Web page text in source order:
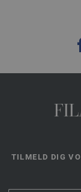
TILMELD DIG